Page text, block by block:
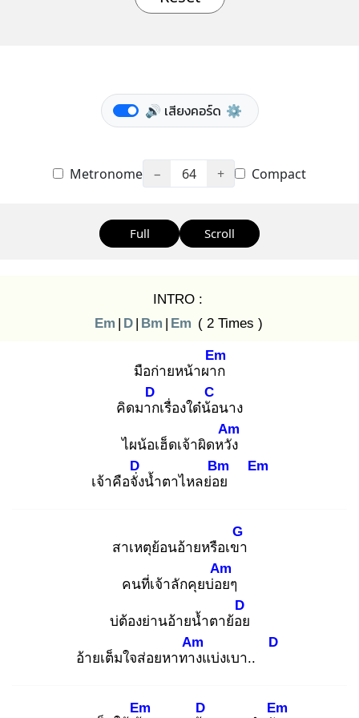
🔊 เสียงคอร์ด ⚙️
Metronome − 64 + Compact
Full Scroll
INTRO :
Em | D | Bm | Em ( 2 Times )
มือก่ายหน้าผาก
Em
คิดมาก
D
เรื่องใด๋น้อ
C
นาง
ไผน้อเฮ็ดเจ้าผิดหวัง
Am
เจ้าคือจั่ง
D
น้ำตาไหลย่อย
Bm Em
สาเหตุย้อนอ้ายหรือเขา
G
คนที่เจ้าลักคุยบ่อย
Am
ๆ
บ่ต้องย่านอ้ายน้ำตาย้อย
D
อ้ายเต็มใจส่อยหาทาง
Am
แบ่งเบา..
D
Em
D
Em